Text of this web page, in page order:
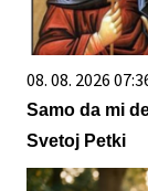
08. 08. 2026
Samo da mi
Svetoj Petki